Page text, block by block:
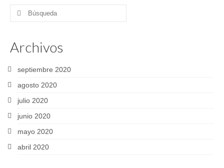
Buscar
Archivos
septiembre 2020
agosto 2020
julio 2020
junio 2020
mayo 2020
abril 2020